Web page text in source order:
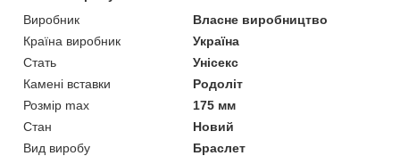
Виробник
Власне виробництво
Країна виробник
Україна
Стать
Унісекс
Камені вставки
Родоліт
Розмір max
175 мм
Стан
Новий
Вид виробу
Браслет